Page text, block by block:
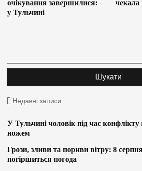
очікування завершилися:
у Тульчині
чекала
Недавні записи
У Тульчині чоловік під час
ножем
Грози, зливи та пориви вітру: 8
погіршиться погода